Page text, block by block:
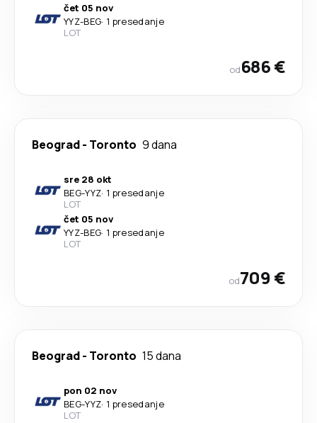
čet 05 nov
YYZ-BEG· 1 presedanje
LOT
od686 €
Beograd- Toronto 9 dana
sre 28 okt
BEG-YYZ· 1 presedanje
LOT
čet 05 nov
YYZ-BEG· 1 presedanje
LOT
od709 €
Beograd- Toronto 15 dana
pon 02 nov
BEG-YYZ· 1 presedanje
LOT